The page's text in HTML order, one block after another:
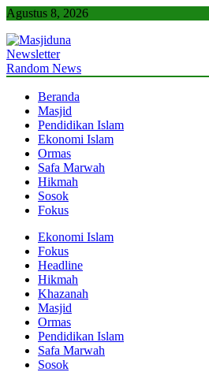
Skip
content
Agustus 8, 2026
Masjiduna
Referensi Berita Islam Indonesia
Newsletter
Random News
Beranda
Masjid
Pendidikan Islam
Ekonomi Islam
Ormas
Safa Marwah
Hikmah
Sosok
Fokus
Ekonomi Islam
Fokus
Headline
Hikmah
Khazanah
Masjid
Ormas
Pendidikan Islam
Safa Marwah
Sosok